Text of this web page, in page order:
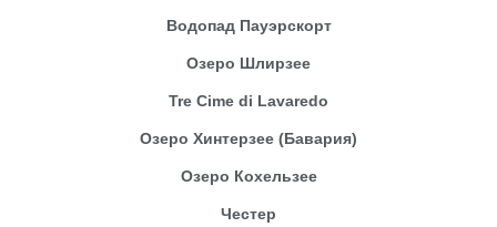
Водопад Пауэрскорт
Озеро Шлирзее
Tre Cime di Lavaredo
Озеро Хинтерзее (Бавария)
Озеро Кохельзее
Честер